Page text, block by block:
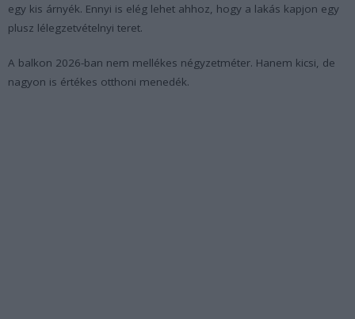
egy kis árnyék. Ennyi is elég lehet ahhoz, hogy a lakás kapjon egy
plusz lélegzetvételnyi teret.
A balkon 2026-ban nem mellékes négyzetméter. Hanem kicsi, de
nagyon is értékes otthoni menedék.